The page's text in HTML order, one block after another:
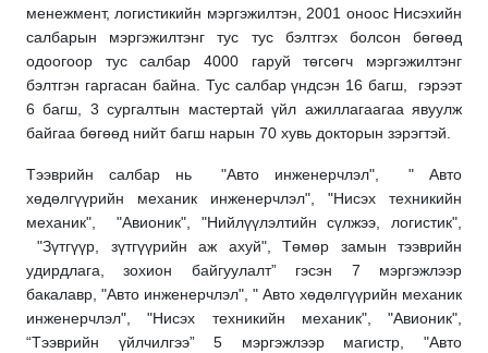
менежмент, логистикийн мэргэжилтэн, 2001 оноос Нисэхийн
салбарын мэргэжилтэнг тус тус бэлтгэх болсон бөгөөд
одоогоор тус салбар 4000 гаруй төгсөгч мэргэжилтэнг
бэлтгэн гаргасан байна. Тус салбар үндсэн 16 багш, гэрээт
6 багш, 3 сургалтын мастертай үйл ажиллагаагаа явуулж
байгаа бөгөөд нийт багш нарын 70 хувь докторын зэрэгтэй.
Тээврийн салбар нь "Авто инженерчлэл",
" Авто
хөдөлгүүрийн механик инженерчлэл", "Нисэх техникийн
механик", "Авиoник", "Нийлүүлэлтийн сүлжээ, логистик",
"Зүтгүүр, зүтгүүрийн аж ахуй", Төмөр замын тээврийн
удирдлага, зохион байгуулалт” гэсэн 7 мэргэжлээр
бакалавр, "Авто инженерчлэл", " Авто хөдөлгүүрийн механик
инженерчлэл", "Нисэх техникийн механик", "Авиoник",
“Тээврийн үйлчилгээ” 5 мэргэжлээр магистр, "Авто